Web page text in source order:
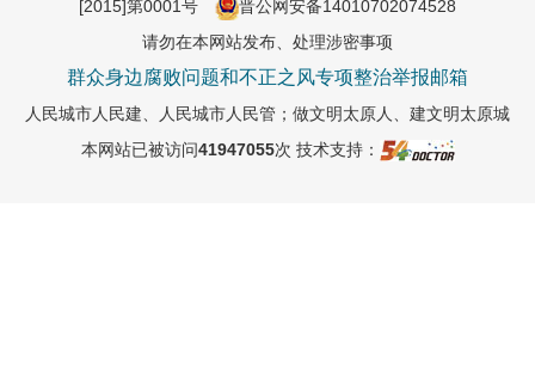
[2015]第0001号
晋公网安备14010702074528
请勿在本网站发布、处理涉密事项
群众身边腐败问题和不正之风专项整治举报邮箱
人民城市人民建、人民城市人民管；做文明太原人、建文明太原城
本网站已被访问41947055次 技术支持：